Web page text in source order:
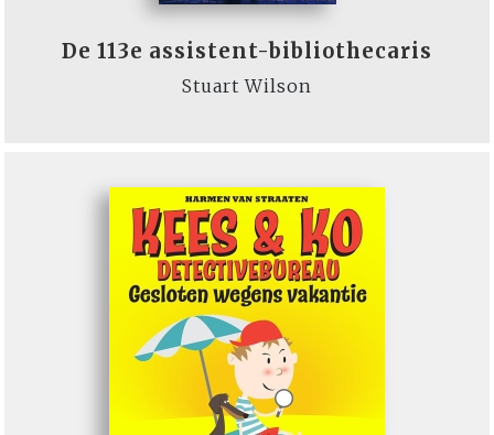
De 113e assistent-bibliothecaris
Stuart Wilson